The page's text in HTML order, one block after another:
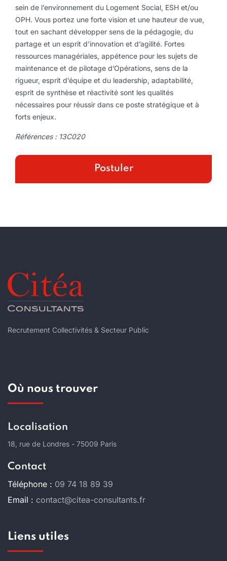
sein de l’environnement du Logement Social, ESH et/ou
OPH. Vous portez une forte vision et une hauteur de vue,
tout en sachant développer sens de la pédagogie, du
partage et un esprit d’innovation et d’agilité. Fortes
ressources managériales, appétence pour les sujets de
maintenance et de pilotage d’Opérations, sens de la
rigueur, esprit d’équipe et du leadership, adaptabilité,
esprit de synthèse et réactivité sont les qualités
nécessaires pour réussir dans ce poste stratégique et à
forts enjeux.
Références : 13C020
Recrutement Collectivités & Secteur Public
Où nous trouver
Localisation
18, rue de Londres - 75009 Paris
Contact
Téléphone : 09 74 18 89 39
Email : contact@citea-consultants.fr
Liens utiles